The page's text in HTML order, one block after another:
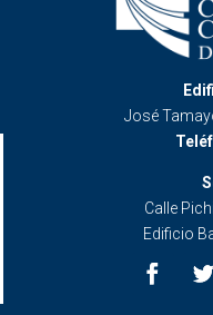
José
Calle
Edificio